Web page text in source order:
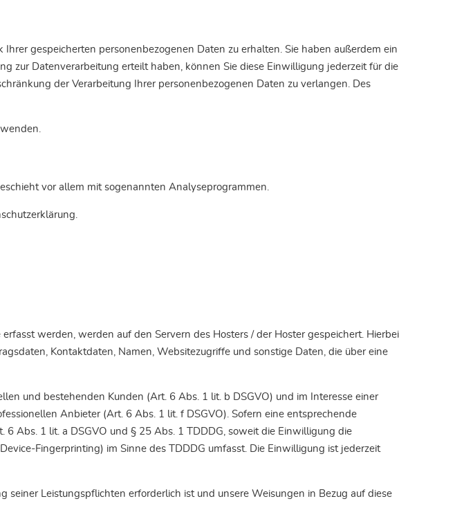
gespeicherten personenbezogenen Daten zu erhalten. Sie haben außerdem ein
zur Datenverarbeitung erteilt haben, können Sie diese Einwilligung jederzeit für die
der Verarbeitung Ihrer personenbezogenen Daten zu verlangen. Des
vor allem mit sogenannten Analyseprogrammen.
werden, werden auf den Servern des Hosters / der Hoster gespeichert. Hierbei
Kontaktdaten, Namen, Websitezugriffe und sonstige Daten, die über eine
und bestehenden Kunden (Art. 6 Abs. 1 lit. b DSGVO) und im Interesse einer
Anbieter (Art. 6 Abs. 1 lit. f DSGVO). Sofern eine entsprechende
Abs. 1 lit. a DSGVO und § 25 Abs. 1 TDDDG, soweit die Einwilligung die
Fingerprinting) im Sinne des TDDDG umfasst. Die Einwilligung ist jederzeit
Leistungspflichten erforderlich ist und unsere Weisungen in Bezug auf diese